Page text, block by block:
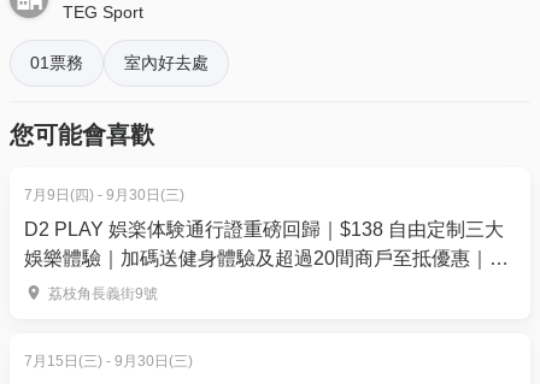
- 透過訂單電郵內按「查看電子票」連結; 部份活動設
有電子門票附件(PDF)。
4. 我預訂了活動，但還沒收到確認電郵，該怎樣辦？
- 如果仍未能找到確認電郵，你可以電郵到
5. 下單後，我可以修改訂單或申請退款嗎？
TEG Sport
01票務 室內好去處
您可能會喜歡
7月9日(四) - 9月30日(三)
D2 PLAY 娯楽体験通行證重磅回歸｜$138 自由定制三大
娛樂體驗｜加碼送健身體驗及超過20間商戶至抵優惠｜荔
枝角 D2 Place
荔枝角長義街9號
7月15日(三) - 9月30日(三)